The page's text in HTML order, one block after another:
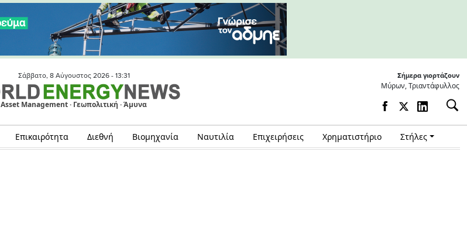
Σάββατο, 8 Αύγουστος 2026 - 13:31
Asset Management · Γεωπολιτική · Άμυνα
Σήμερα γιορτάζουν
Μύρων, Τριαντάφυλλος
Επικαιρότητα Διεθνή Βιομηχανία Ναυτιλία Επιχειρήσεις Χρηματιστήριο Στήλες